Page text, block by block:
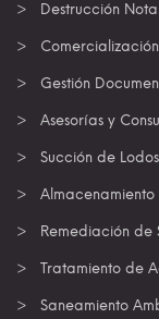
Destrucción
Gestión
Asesorías y
Succión de Lodos
Remediación de
Tratamiento de
Saneamiento